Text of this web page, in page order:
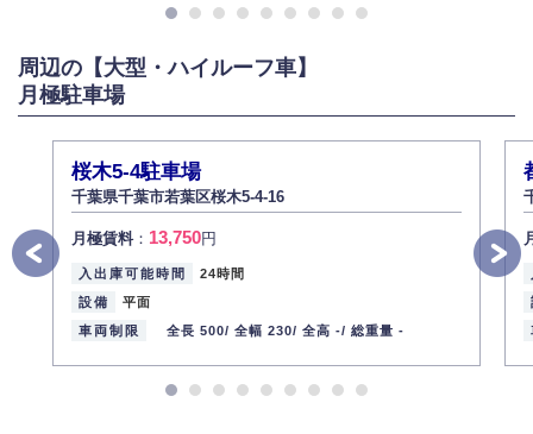
周辺の【大型・ハイルーフ車】
月極駐車場
桜木5-4駐車場
千葉県千葉市若葉区桜木5-4-16
月極賃料： 13,750円
入出庫可能時間
24時間
設備
平面
車両制限
全長 500/ 全幅 230/ 全高 -/ 総重量 -